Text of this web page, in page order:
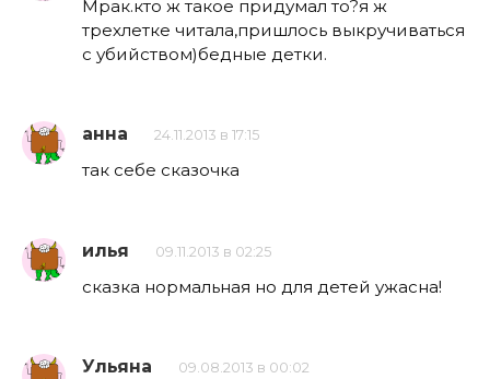
Мрак.кто ж такое придумал то?я ж
трехлетке читала,пришлось выкручиваться
с убийством)бедные детки.
анна 24.11.2013 в 17:15
так себе сказочка
илья 09.11.2013 в 02:25
сказка нормальная но для детей ужасна!
Ульяна 09.08.2013 в 00:02